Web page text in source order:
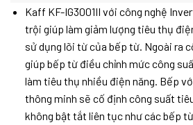
Kaff KF-IG3001II với công nghệ
trội giúp làm giảm lượng tiêu thụ
sử dụng lõi từ của bếp từ. Ngoài ra
giúp bếp từ điều chỉnh mức công
làm tiêu thụ nhiều điện năng. Bếp
thông minh sẽ cố định công suất
không bật tắt liên tục như các bếp